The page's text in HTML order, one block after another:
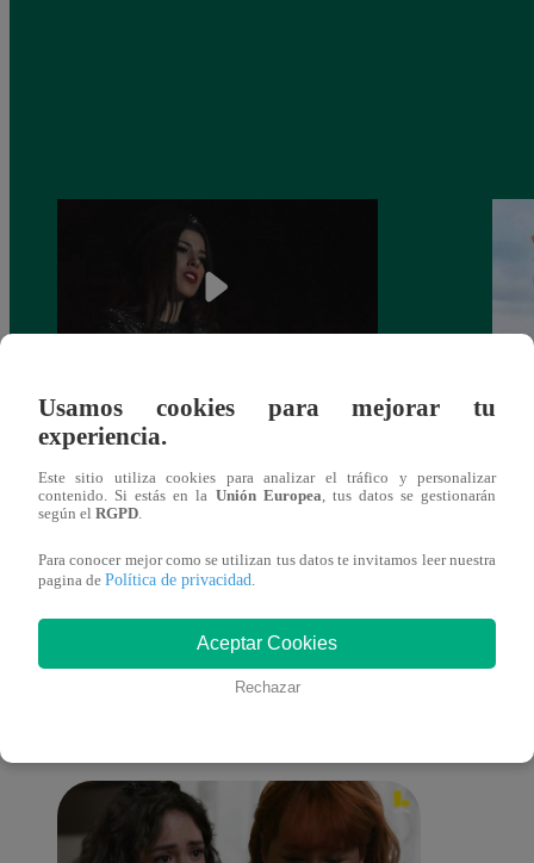
¿Yahaira Plasencia y Maritza Rodríguez
más unidas que nunca?
También te puede
interesar
Usamos cookies para mejorar tu
experiencia.
Este sitio utiliza cookies para analizar el tráfico y personalizar
contenido. Si estás en la Unión Europea , tus datos se gestionarán
según el RGPD
Para conocer mejor como se utilizan tus datos te invitamos leer nuestra
pagina de Política de privacidad
Aceptar Cookies
Rechazar